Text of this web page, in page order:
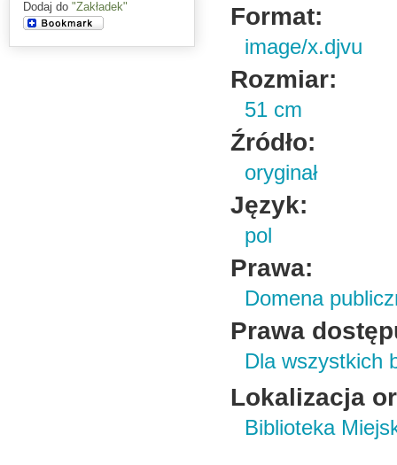
Dodaj do "Zakładek" Format:
image/x.djvu
Rozmiar:
51 cm
Źródło:
oryginał
Język:
pol
Prawa:
Domena
Prawa
Dla wszystkich
Lokalizacja
Biblioteka